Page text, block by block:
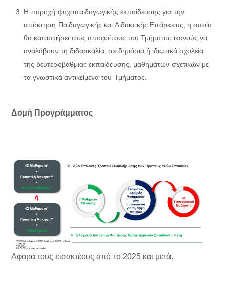
Η παροχή ψυχοπαιδαγωγικής εκπαίδευσης για την
απόκτηση Παιδαγωγικής και Διδακτικής Επάρκειας, η οποία
θα καταστήσει τους αποφοίτους του Τμήματος ικανούς να
αναλάβουν τη διδασκαλία, σε δημόσια ή ιδιωτικά σχολεία
της δευτεροβάθμιας εκπαίδευσης, μαθημάτων σχετικών με
τα γνωστικά αντικείμενα του Τμήματος.
Δομή Προγράμματος
Αφορά τους εισακτέους από το 2025 και μετά.